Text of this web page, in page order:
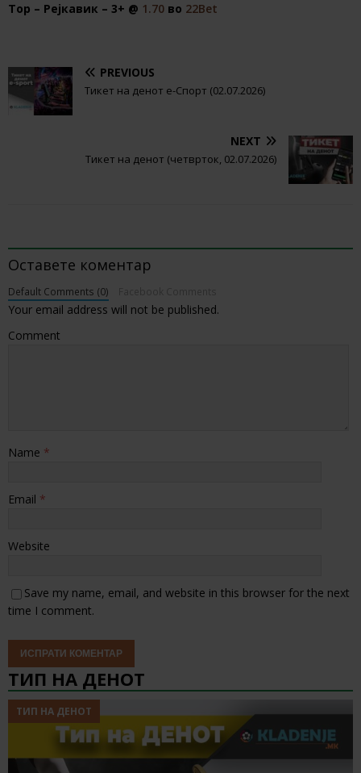
Тор – Рејкавик – 3+ @ 1.70 во 22Bet
PREVIOUS
Тикет на денот е-Спорт (02.07.2026)
NEXT
Тикет на денот (четврток, 02.07.2026)
Оставете коментар
Default Comments (0)
Your email address will not be published.
Comment
Name *
Email *
Website
Save my name, email, and website in this browser for the next
time I comment.
ТИП НА ДЕНОТ
ТИП НА ДЕНОТ